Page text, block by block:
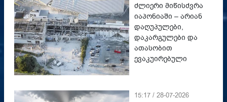
ძლიერი მიწისძვრა
იაპონიაში – არიან
დაღუპულები,
დაკარგულები და
ათასობით
ევაკუირებული
15:17 / 28-07-2026